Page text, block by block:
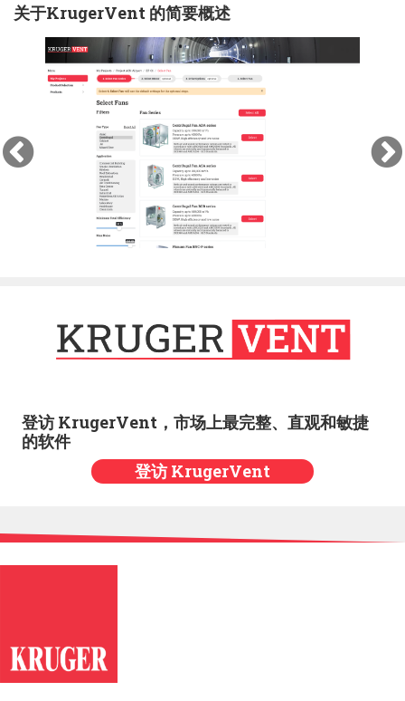
关于KrugerVent 的简要概述
Previous
登访 KrugerVent，市场上最完整、直观和敏捷
的软件
登访 KrugerVent